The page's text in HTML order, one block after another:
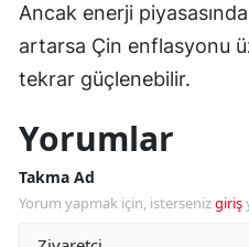
Ancak enerji
artarsa Çin enflasyonu
tekrar güçlenebilir.
Yorumlar
Takma Ad
Yorum yapmak için, istersenizgiriş